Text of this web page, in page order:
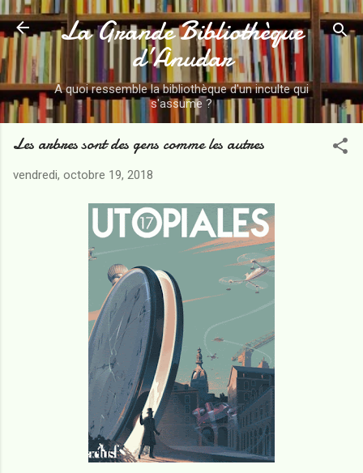
Accéder au contenu principal
La Grande Bibliothèque
d’Anudar
A quoi ressemble la bibliothèque d'un inculte qui
s'assume ?
Les arbres sont des gens comme les autres
vendredi, octobre 19, 2018